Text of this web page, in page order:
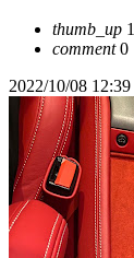
thumb_up
comment0
2022/10/08 12:39